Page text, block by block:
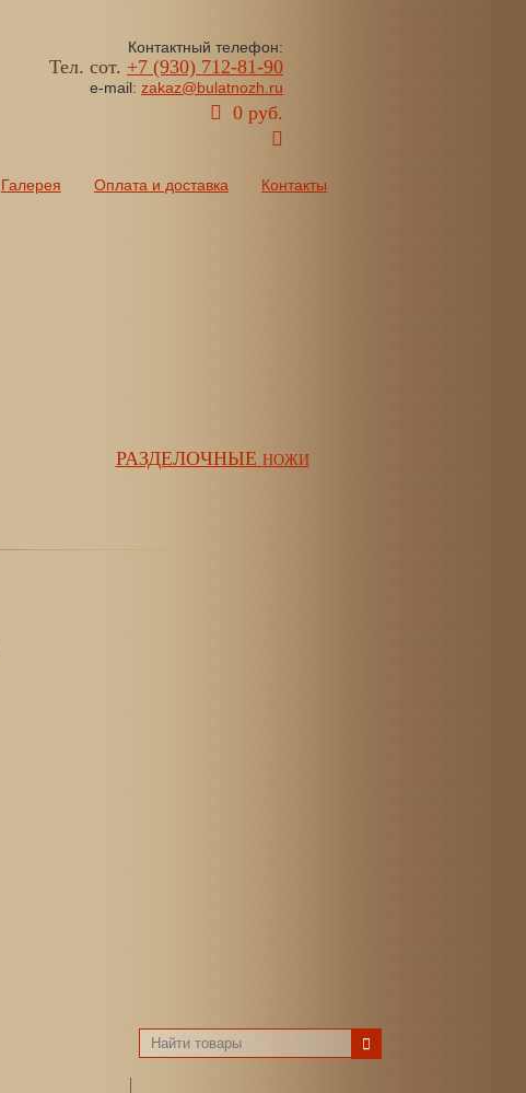
Контактный телефон:
Тел. сот. +7 (930) 712-81-90
e-mail: zakaz@bulatnozh.ru
0 руб.
Галерея Оплата и доставка Контакты
РАЗДЕЛОЧНЫЕ НОЖИ